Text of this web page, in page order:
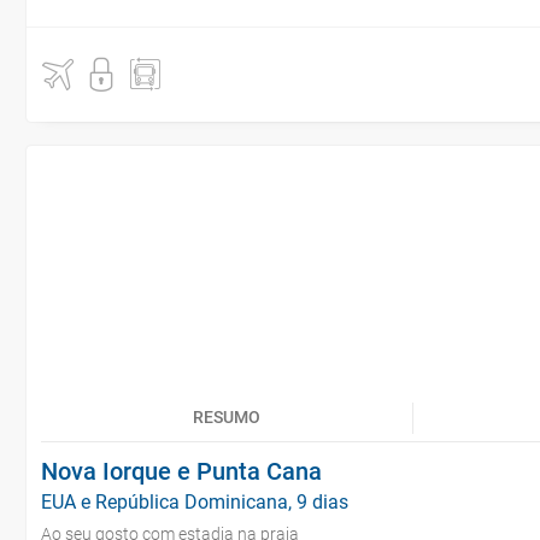
RESUMO
Nova Iorque e Punta Cana
EUA e República Dominicana, 9 dias
Ao seu gosto com estadia na praia